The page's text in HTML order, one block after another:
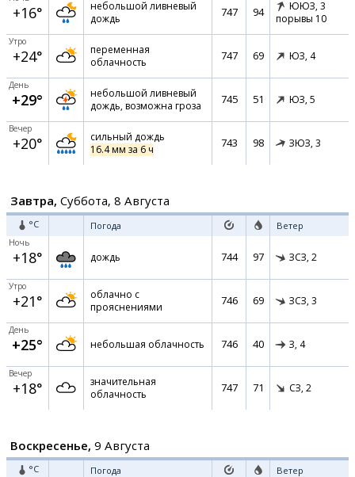
+16°
небольшой ливневый
дождь
747 94 ЮЮЗ, 3
порывы 10
Утро
+24°
переменная
облачность
747 69 ЮЗ, 4
День
+29°
небольшой ливневый
дождь, возможна гроза
745 51 ЮЗ, 5
Вечер
+20°
сильный дождь
16.4 мм за 6 ч
743 98 ЗЮЗ, 3
Завтра, Суббота, 8 Августа
°C Погода Ветер
Ночь
+18° дождь 744 97 ЗСЗ, 2
Утро
+21°
облачно с
прояснениями
746 69 ЗСЗ, 3
День
+25° небольшая облачность 746 40 З, 4
Вечер
+18°
значительная
облачность
747 71 СЗ, 2
Воскресенье, 9 Августа
°C Погода Ветер